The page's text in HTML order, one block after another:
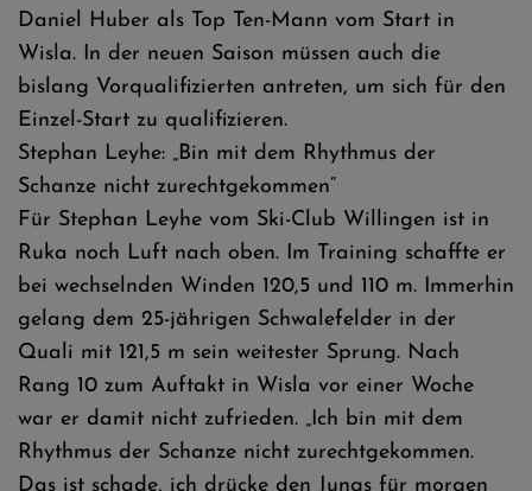
Daniel Huber als Top Ten-Mann vom Start in
Wisla. In der neuen Saison müssen auch die
bislang Vorqualifizierten antreten, um sich für den
Einzel-Start zu qualifizieren.
Stephan Leyhe: „Bin mit dem Rhythmus der
Schanze nicht zurechtgekommen“
Für Stephan Leyhe vom Ski-Club Willingen ist in
Ruka noch Luft nach oben. Im Training schaffte er
bei wechselnden Winden 120,5 und 110 m. Immerhin
gelang dem 25-jährigen Schwalefelder in der
Quali mit 121,5 m sein weitester Sprung. Nach
Rang 10 zum Auftakt in Wisla vor einer Woche
war er damit nicht zufrieden. „Ich bin mit dem
Rhythmus der Schanze nicht zurechtgekommen.
Das ist schade, ich drücke den Jungs für morgen